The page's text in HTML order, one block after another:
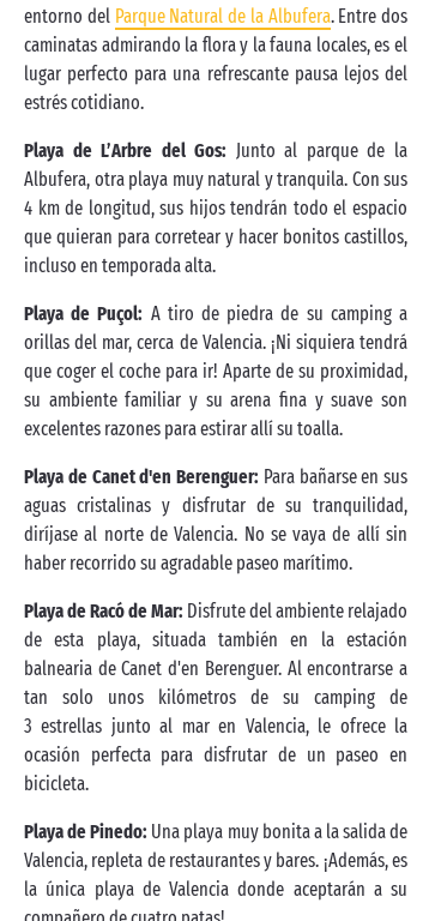
entorno del Parque Natural de la Albufera. Entre dos
caminatas admirando la flora y la fauna locales, es el
lugar perfecto para una refrescante pausa lejos del
estrés cotidiano.
Playa de L’Arbre del Gos: Junto al parque de la
Albufera, otra playa muy natural y tranquila. Con sus
4 km de longitud, sus hijos tendrán todo el espacio
que quieran para corretear y hacer bonitos castillos,
incluso en temporada alta.
Playa de Puçol: A tiro de piedra de su camping a
orillas del mar, cerca de Valencia. ¡Ni siquiera tendrá
que coger el coche para ir! Aparte de su proximidad,
su ambiente familiar y su arena fina y suave son
excelentes razones para estirar allí su toalla.
Playa de Canet d'en Berenguer: Para bañarse en sus
aguas cristalinas y disfrutar de su tranquilidad,
diríjase al norte de Valencia. No se vaya de allí sin
haber recorrido su agradable paseo marítimo.
Playa de Racó de Mar: Disfrute del ambiente relajado
de esta playa, situada también en la estación
balnearia de Canet d'en Berenguer. Al encontrarse a
tan solo unos kilómetros de su camping de
3 estrellas junto al mar en Valencia, le ofrece la
ocasión perfecta para disfrutar de un paseo en
bicicleta.
Playa de Pinedo: Una playa muy bonita a la salida de
Valencia, repleta de restaurantes y bares. ¡Además, es
la única playa de Valencia donde aceptarán a su